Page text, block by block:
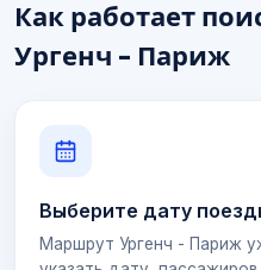
Как работает
Ургенч - Париж
Выберите дату
Маршрут Ургенч - Париж